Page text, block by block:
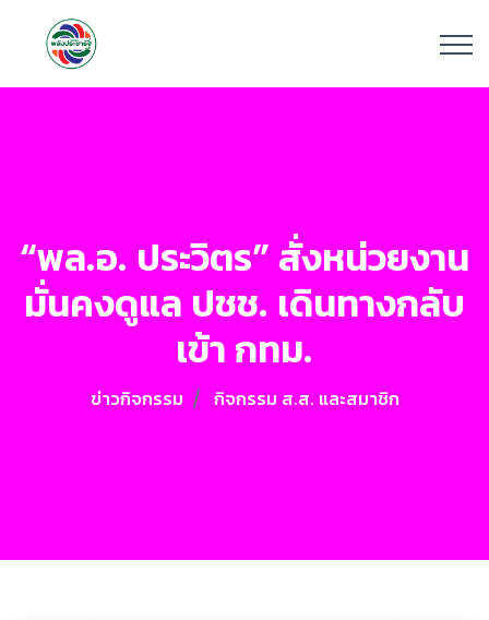
“พล.อ. ประวิตร” สั่งหน่วยงาน
มั่นคงดูแล ปชช. เดินทางกลับ
เข้า กทม.
ข่าวกิจกรรม กิจกรรม ส.ส. และสมาชิก